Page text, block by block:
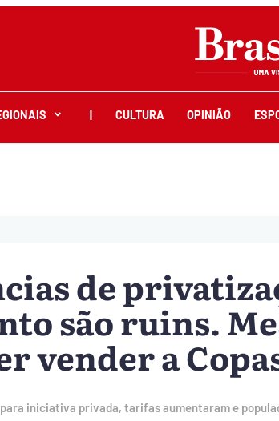
CULTURA OPINIÃO
de
são ruins.
vender a
iniciativa privada, tarifas aumentaram e